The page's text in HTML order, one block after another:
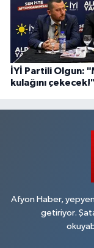
İYİ Partili Olgun:
kulağını çekecek!"
Afyon Haber,
getiriyor.